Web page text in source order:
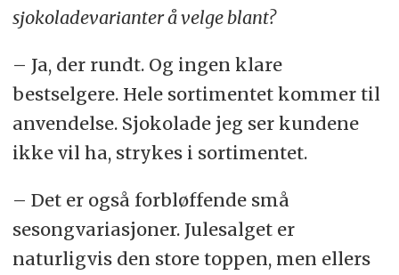
sjokoladevarianter å velge blant?
– Ja, der rundt. Og ingen klare
bestselgere. Hele sortimentet kommer til
anvendelse. Sjokolade jeg ser kundene
ikke vil ha, strykes i sortimentet.
– Det er også forbløffende små
sesongvariasjoner. Julesalget er
naturligvis den store toppen, men ellers